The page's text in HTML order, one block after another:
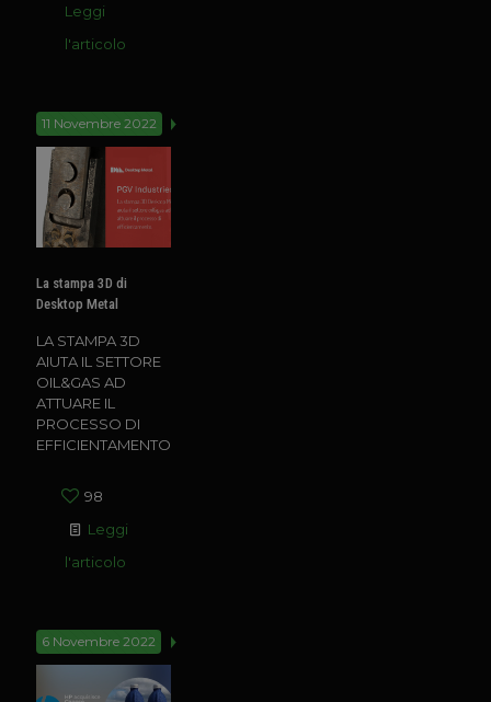
Leggi
l'articolo
11 Novembre 2022
La stampa 3D di
Desktop Metal
LA STAMPA 3D
AIUTA IL SETTORE
OIL&GAS AD
ATTUARE IL
PROCESSO DI
EFFICIENTAMENTO
98
Leggi
l'articolo
6 Novembre 2022